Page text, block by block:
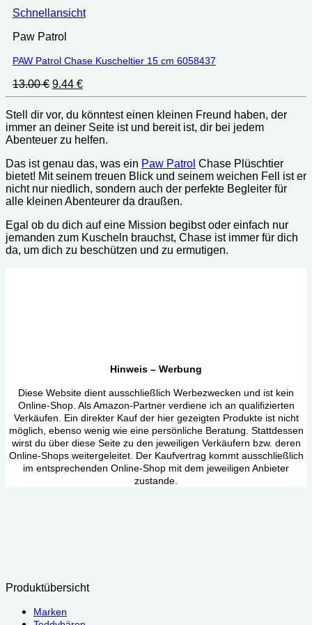
Schnellansicht
Paw Patrol
PAW Patrol Chase Kuscheltier 15 cm 6058437
13.00€ Ursprünglicher
Preis
war:
13.00 €
9.44 €Aktueller
Preis
ist:
9.44 €.
Stell dir vor, du könntest einen kleinen Freund haben, der
immer an deiner Seite ist und bereit ist, dir bei jedem
Abenteuer zu helfen.
Das ist genau das, was ein Paw Patrol Chase Plüschtier
bietet! Mit seinem treuen Blick und seinem weichen Fell ist er
nicht nur niedlich, sondern auch der perfekte Begleiter für
alle kleinen Abenteurer da draußen.
Egal ob du dich auf eine Mission begibst oder einfach nur
jemanden zum Kuscheln brauchst, Chase ist immer für dich
da, um dich zu beschützen und zu ermutigen.
Hinweis – Werbung
Diese Website dient ausschließlich Werbezwecken und ist kein
Online-Shop. Als Amazon-Partner verdiene ich an qualifizierten
Verkäufen. Ein direkter Kauf der hier gezeigten Produkte ist nicht
möglich, ebenso wenig wie eine persönliche Beratung. Stattdessen
wirst du über diese Seite zu den jeweiligen Verkäufern bzw. deren
Online-Shops weitergeleitet. Der Kaufvertrag kommt ausschließlich
im entsprechenden Online-Shop mit dem jeweiligen Anbieter
zustande.
Produktübersicht
Marken